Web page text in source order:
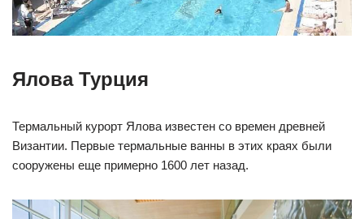
Ялова Турция
Термальный курорт Ялова известен со времен древней
Византии. Первые термальные ванны в этих краях были
сооружены еще примерно 1600 лет назад.